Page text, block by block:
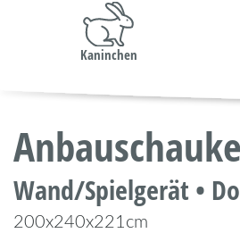
Kaninchen
Wand/Spielgerät •
200x240x221cm